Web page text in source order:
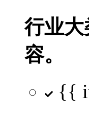
行业
容。
{{